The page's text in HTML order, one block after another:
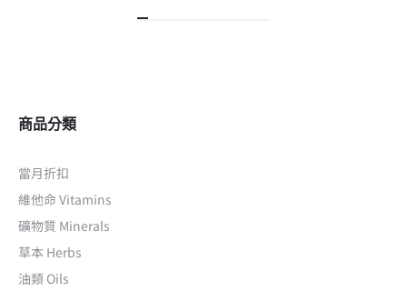
商品分類
當月折扣
維他命 Vitamins
礦物質 Minerals
草本 Herbs
油類 Oils